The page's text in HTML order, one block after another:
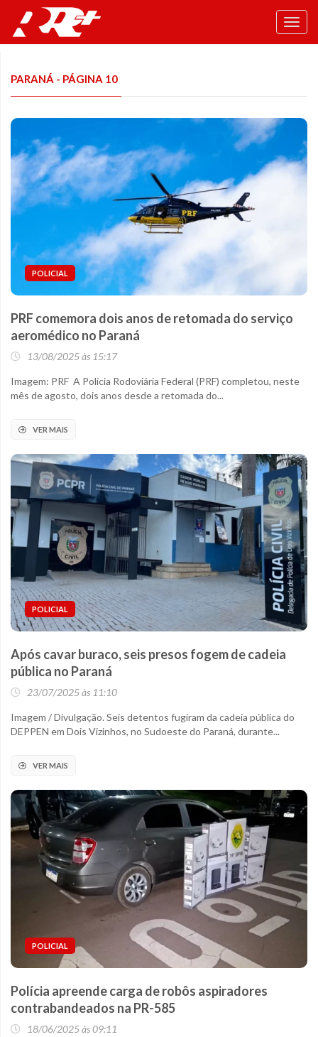
PARANÁ - PÁGINA 10
POLICIAL
PRF comemora dois anos de retomada do serviço
aeromédico no Paraná
13/08/2025 às 15:17
Imagem: PRF A Polícia Rodoviária Federal (PRF) completou, neste
mês de agosto, dois anos desde a retomada do...
VER MAIS
POLICIAL
Após cavar buraco, seis presos fogem de cadeia
pública no Paraná
23/07/2025 às 11:10
Imagem / Divulgação. Seis detentos fugiram da cadeia pública do
DEPPEN em Dois Vizinhos, no Sudoeste do Paraná, durante...
VER MAIS
POLICIAL
Polícia apreende carga de robôs aspiradores
contrabandeados na PR-585
18/06/2025 às 09:11